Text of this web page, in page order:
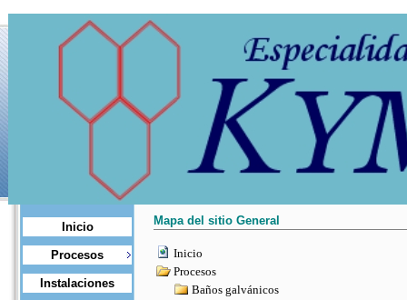
Inicio
Procesos
Instalaciones
Mapa del sitio General
Inicio
Procesos
Baños galvánicos